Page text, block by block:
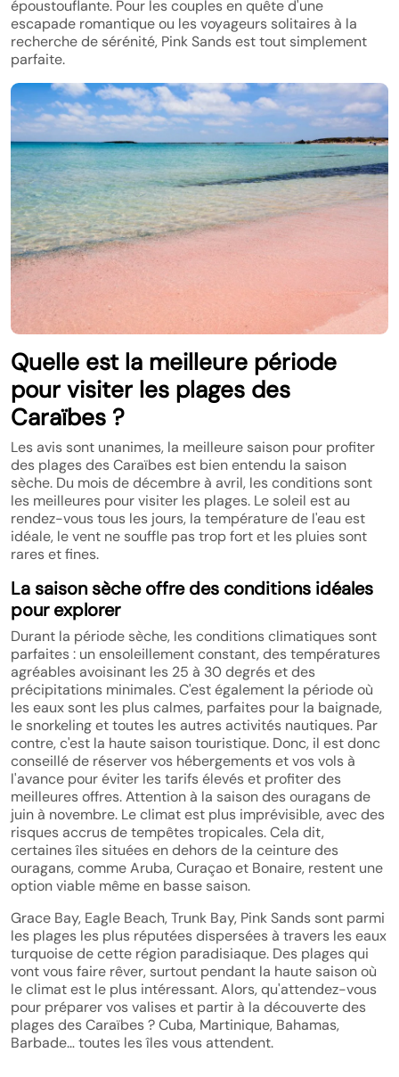
époustouflante. Pour les couples en quête d'une
escapade romantique ou les voyageurs solitaires à la
recherche de sérénité, Pink Sands est tout simplement
parfaite.
Quelle est la meilleure période
pour visiter les plages des
Caraïbes ?
Les avis sont unanimes, la meilleure saison pour profiter
des plages des Caraïbes est bien entendu la saison
sèche. Du mois de décembre à avril, les conditions sont
les meilleures pour visiter les plages. Le soleil est au
rendez-vous tous les jours, la température de l'eau est
idéale, le vent ne souffle pas trop fort et les pluies sont
rares et fines.
La saison sèche offre des conditions idéales
pour explorer
Durant la période sèche, les conditions climatiques sont
parfaites : un ensoleillement constant, des températures
agréables avoisinant les 25 à 30 degrés et des
précipitations minimales. C'est également la période où
les eaux sont les plus calmes, parfaites pour la baignade,
le snorkeling et toutes les autres activités nautiques. Par
contre, c'est la haute saison touristique. Donc, il est donc
conseillé de réserver vos hébergements et vos vols à
l'avance pour éviter les tarifs élevés et profiter des
meilleures offres. Attention à la saison des ouragans de
juin à novembre. Le climat est plus imprévisible, avec des
risques accrus de tempêtes tropicales. Cela dit,
certaines îles situées en dehors de la ceinture des
ouragans, comme Aruba, Curaçao et Bonaire, restent une
option viable même en basse saison.
Grace Bay, Eagle Beach, Trunk Bay, Pink Sands sont parmi
les plages les plus réputées dispersées à travers les eaux
turquoise de cette région paradisiaque. Des plages qui
vont vous faire rêver, surtout pendant la haute saison où
le climat est le plus intéressant. Alors, qu'attendez-vous
pour préparer vos valises et partir à la découverte des
plages des Caraïbes ? Cuba, Martinique, Bahamas,
Barbade… toutes les îles vous attendent.